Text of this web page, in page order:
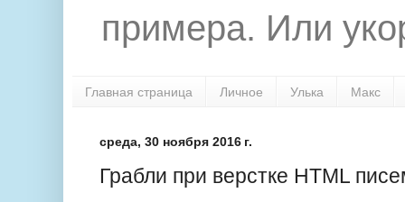
примера. Или
Главная страница Личное Улька Макс
среда, 30 ноября 2016 г.
Грабли при верстке HTML